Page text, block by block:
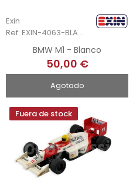
Exin
Ref: EXIN-4063-BLA-Unb
BMW M1 - Blanco
50,00 €
Agotado
Fuera de stock